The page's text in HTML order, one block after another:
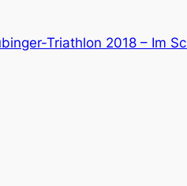
Triathlon 2018 – Im